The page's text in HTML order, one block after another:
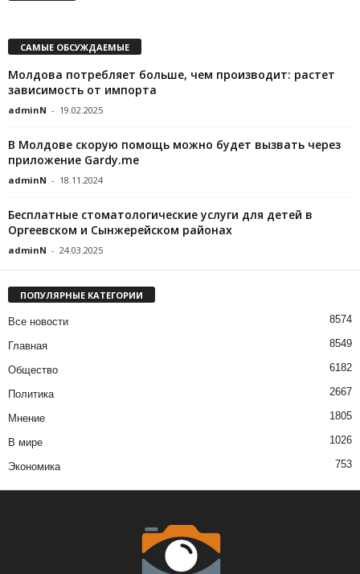
САМЫЕ ОБСУЖДАЕМЫЕ
Молдова потребляет больше, чем производит: растет
зависимость от импорта
adminN - 19.02.2025
В Молдове скорую помощь можно будет вызвать через
приложение Gardy.me
adminN - 18.11.2024
Бесплатные стоматологические услуги для детей в
Оргеевском и Сынжерейском районах
adminN - 24.03.2025
ПОПУЛЯРНЫЕ КАТЕГОРИИ
Все новости 8574
Главная 8549
Общество 6182
Политика 2667
Мнение 1805
В мире 1026
Экономика 753